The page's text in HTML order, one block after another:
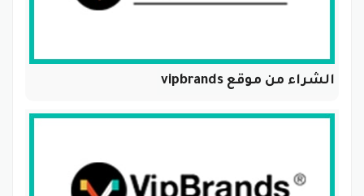
الشراء من موقع vipbrands